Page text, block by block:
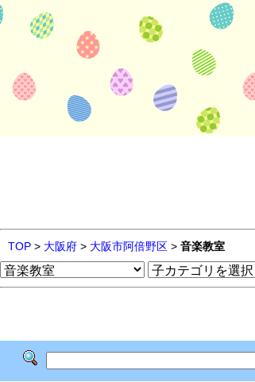
TOP > 大阪府 > 大阪市阿倍野区 > 音楽教室